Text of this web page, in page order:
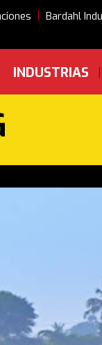
| Bardahl
INDUSTRIAS |